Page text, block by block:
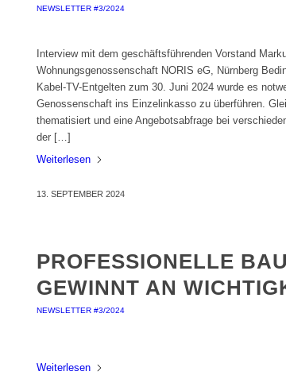
NEWSLETTER #3/2024
Interview mit dem geschäftsführenden Vorstand
Wohnungsgenossenschaft NORIS eG, Nürnberg
Kabel-TV-Entgelten zum 30. Juni 2024 wurde es
Genossenschaft ins Einzelinkasso zu überführen.
thematisiert und eine Angebotsabfrage bei
der […]
Weiterlesen
13. SEPTEMBER 2024
PROFESSIONELLE
GEWINNT AN
NEWSLETTER #3/2024
Weiterlesen